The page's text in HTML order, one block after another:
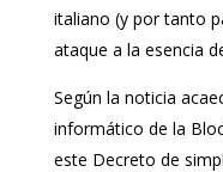
italiano (y por tanto
ataque a la esencia
Según la noticia
informático de la
este Decreto de